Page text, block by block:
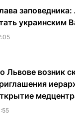
украинским
Львове возник